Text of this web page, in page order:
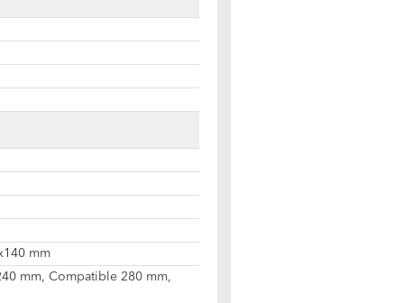
mm
mm, Compatible 280 mm,